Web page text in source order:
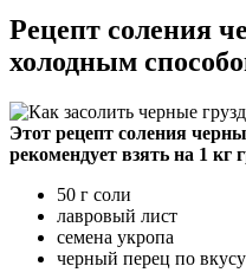
Рецепт соления
холодным
Этот рецепт соления
рекомендует взять на 1 кг
50 г соли
лавровый лист
семена укропа
черный перец по вкусу